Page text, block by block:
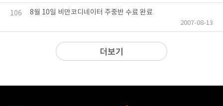
106 8월 10일 비만코디네이터 주중반 수료 완료
2007-08-13
더보기